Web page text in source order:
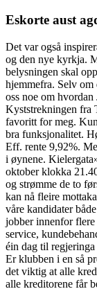
Eskorte aust
Det var også
og den nye kyrkja.
belysningen skal
hjemmefra. Selv
oss noe om
Kyststrekningen fra
favoritt for meg.
bra funksjonalitet.
Eff. rente 9,92%.
i øynene.
oktober klokka
og strømme de to
kan nå fleire
våre kandidater
jobber innenfor flere
service,
éin dag til
Er klubben i en så
det viktig at alle
alle kreditorene får